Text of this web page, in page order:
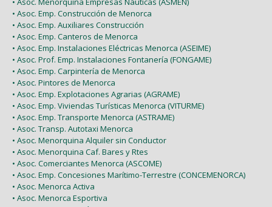
• Asoc. Emp. Construcción de Menorca
• Asoc. Emp. Auxiliares Construcción
• Asoc. Emp. Canteros de Menorca
• Asoc. Emp. Instalaciones Eléctricas Menorca (ASEIME)
• Asoc. Prof. Emp. Instalaciones Fontanería (FONGAME)
• Asoc. Emp. Carpintería de Menorca
• Asoc. Pintores de Menorca
• Asoc. Emp. Explotaciones Agrarias (AGRAME)
• Asoc. Emp. Viviendas Turísticas Menorca (VITURME)
• Asoc. Emp. Transporte Menorca (ASTRAME)
• Asoc. Transp. Autotaxi Menorca
• Asoc. Menorquina Alquiler sin Conductor
• Asoc. Menorquina Caf. Bares y Rtes
• Asoc. Comerciantes Menorca (ASCOME)
• Asoc. Emp. Concesiones Marítimo-Terrestre (CONCEMENORCA)
• Asoc. Menorca Activa
• Asoc. Menorca Esportiva